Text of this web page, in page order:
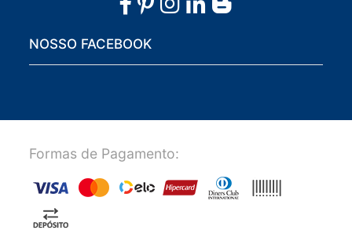
NOSSO FACEBOOK
Formas de Pagamento: